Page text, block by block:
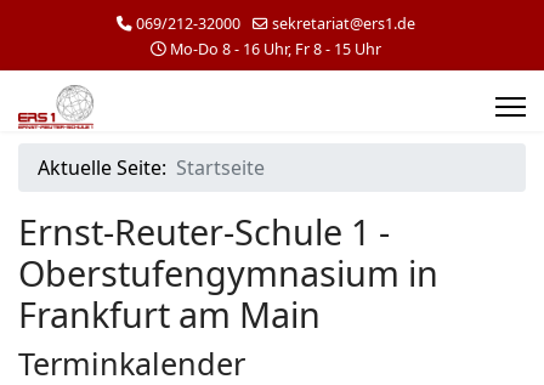
069/212-32000
sekretariat@ers1.de
Mo-Do 8 - 16 Uhr, Fr 8 - 15 Uhr
Aktuelle Seite: Startseite
Ernst-Reuter-Schule 1 -
Oberstufengymnasium in
Frankfurt am Main
Terminkalender